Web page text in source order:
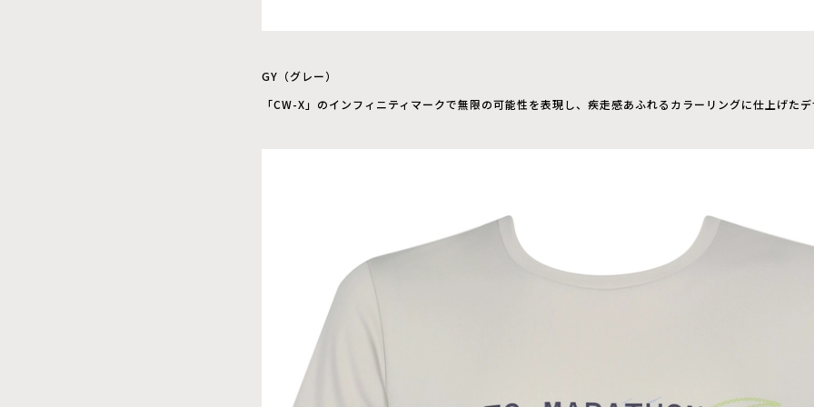
GY（グレー）
「CW-X」のインフィニティマークで無限の可能性を表現し、疾走感あふれるカラーリングに仕上げた